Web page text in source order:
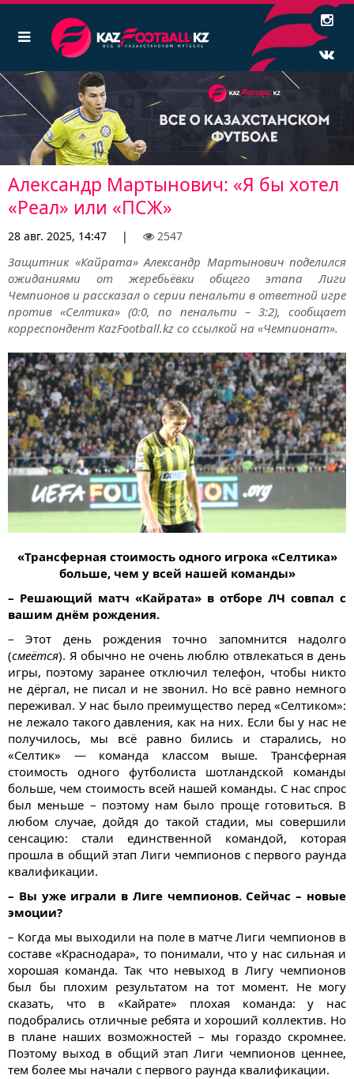
Александр Мартынович: «Я бы хотел
«Реал» или «ПСЖ»
28 авг. 2025, 14:47 | 2547
Защитник «Кайрата» Александр Мартынович поделился
ожиданиями от жеребьёвки общего этапа Лиги
Чемпионов и рассказал о серии пенальти в ответной игре
против «Селтика» (0:0, по пенальти – 3:2), сообщает
корреспондент KazFootball.kz со ссылкой на «Чемпионат».
«Трансферная стоимость одного игрока «Селтика»
больше, чем у всей нашей команды»
– Решающий матч «Кайрата» в отборе ЛЧ совпал с
вашим днём рождения.
– Этот день рождения точно запомнится надолго
(смеётся). Я обычно не очень люблю отвлекаться в день
игры, поэтому заранее отключил телефон, чтобы никто
не дёргал, не писал и не звонил. Но всё равно немного
переживал. У нас было преимущество перед «Селтиком»:
не лежало такого давления, как на них. Если бы у нас не
получилось, мы всё равно бились и старались, но
«Селтик» — команда классом выше. Трансферная
стоимость одного футболиста шотландской команды
больше, чем стоимость всей нашей команды. С нас спрос
был меньше – поэтому нам было проще готовиться. В
любом случае, дойдя до такой стадии, мы совершили
сенсацию: стали единственной командой, которая
прошла в общий этап Лиги чемпионов с первого раунда
квалификации.
– Вы уже играли в Лиге чемпионов. Сейчас – новые
эмоции?
– Когда мы выходили на поле в матче Лиги чемпионов в
составе «Краснодара», то понимали, что у нас сильная и
хорошая команда. Так что невыход в Лигу чемпионов
был бы плохим результатом на тот момент. Не могу
сказать, что в «Кайрате» плохая команда: у нас
подобрались отличные ребята и хороший коллектив. Но
в плане наших возможностей – мы гораздо скромнее.
Поэтому выход в общий этап Лиги чемпионов ценнее,
тем более мы начали с первого раунда квалификации.